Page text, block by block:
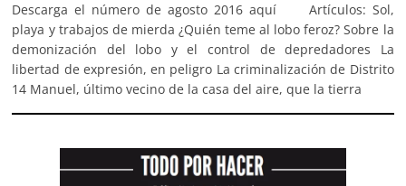
Descarga el número de agosto 2016 aquí Artículos: Sol,
playa y trabajos de mierda ¿Quién teme al lobo feroz? Sobre la
demonización del lobo y el control de depredadores La
libertad de expresión, en peligro La criminalización de Distrito
14 Manuel, último vecino de la casa del aire, que la tierra